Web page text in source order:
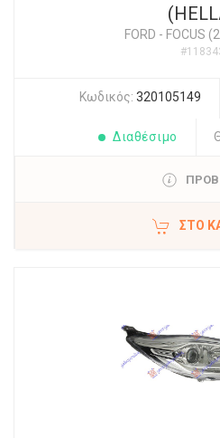
FORD - FOCUS
Κωδικός: 320105149
Διαθέσιμο
ΣΤΟ